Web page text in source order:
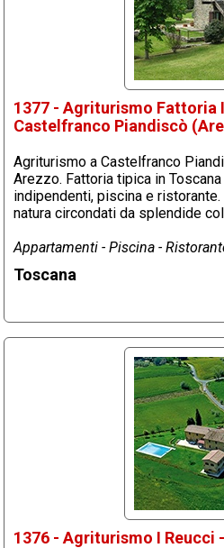
1377 - Agriturismo Fattoria
Castelfranco Piandiscò
Agriturismo a Castelfranco
Arezzo. Fattoria tipica in
indipendenti, piscina e
natura circondati da splendide
Appartamenti - Piscina -
Toscana
1376 - Agriturismo I Reucci